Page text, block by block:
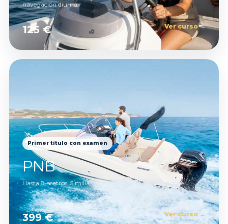
navegación diurna.
125 € Ver curso →
Primer título con examen
PNB
Hasta 8 metros, 5 millas y navegación de día y de noche.
399 € Ver curso →